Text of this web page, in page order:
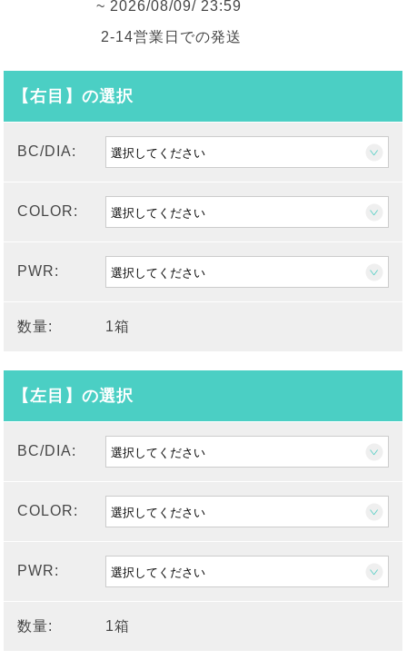
~ 2026/08/09/ 23:59
2-14営業日での発送
【右目】の選択
BC/DIA:
COLOR:
PWR:
数量: 1箱
【左目】の選択
BC/DIA:
COLOR:
PWR:
数量: 1箱